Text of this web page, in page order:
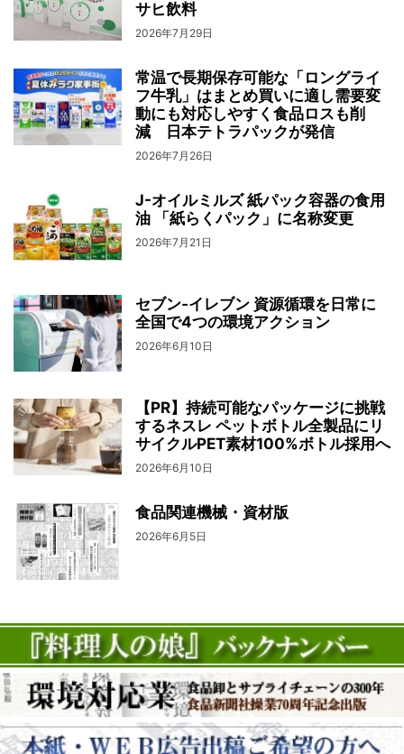
サヒ飲料
2026年7月29日
常温で長期保存可能な「ロングライ
フ牛乳」はまとめ買いに適し需要変
動にも対応しやすく食品ロスも削
減 日本テトラパックが発信
2026年7月26日
J-オイルミルズ 紙パック容器の食用
油 「紙らくパック」に名称変更
2026年7月21日
セブン‐イレブン 資源循環を日常に
全国で4つの環境アクション
2026年6月10日
【PR】持続可能なパッケージに挑戦
するネスレ ペットボトル全製品にリ
サイクルPET素材100%ボトル採用へ
2026年6月10日
食品関連機械・資材版
2026年6月5日